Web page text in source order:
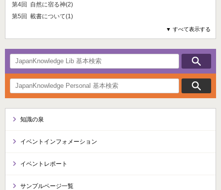
第4回 自然に宿る神(2)
第5回 載書について(1)
▼ すべて表示する
知識の泉
イベントインフォメーション
イベントレポート
サンプルページ一覧